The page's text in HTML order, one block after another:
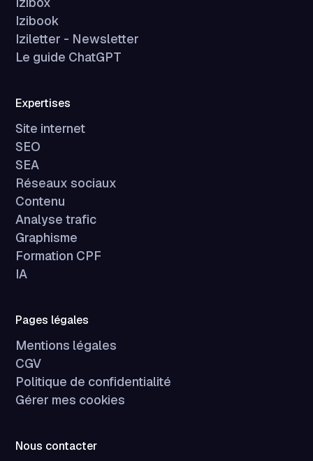
Izibook
Iziletter - Newsletter
Le guide ChatGPT
Expertises
Site internet
SEO
SEA
Réseaux sociaux
Contenu
Analyse trafic
Graphisme
Formation CPF
IA
Pages légales
Mentions légales
CGV
Politique de confidentialité
Gérer mes cookies
Nous contacter